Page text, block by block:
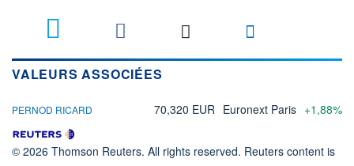
VALEURS ASSOCIÉES
PERNOD RICARD 70,320 EUR Euronext Paris +1,88%
© 2026 Thomson Reuters. All rights reserved. Reuters content is